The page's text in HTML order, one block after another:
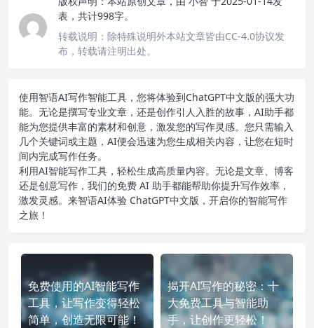
表，共计998字。
转载说明： 除特殊说明外本站文章皆由CC-4.0协议发
布，转载请注明出处。
使用智语AI写作智能工具，您将体验到ChatGPT中文版的强大功
能。无论是撰写专业文章，还是创作引人入胜的故事，AI助手都
能为您提供丰富的素材和创意，激发您的写作灵感。您只需输入
几个关键词或主题，AI便会迅速为您生成相关内容，让您在短时
间内完成写作任务。
利用AI智能写作工具，轻松生成高质量内容。无论是文章、博客
还是创意写作，我们的免费 AI 助手都能帮助你提升写作效率，
激发灵感。来智语AI体验 ChatGPT中文版 ，开启你的智能写作
之旅！
免费使用的AI智能写作
工具，让写作变得轻松
简单，创造无限可能！
揭开AI写作的秘密：十
大免费工具与智能助
手，让创作更轻松！